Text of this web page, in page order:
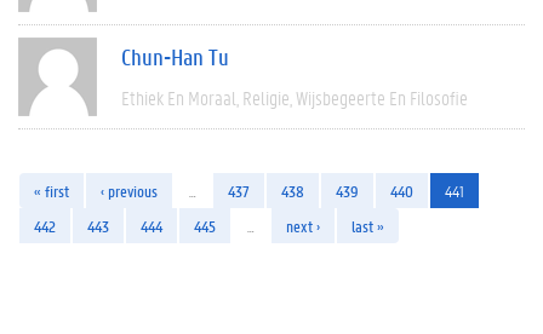
Chun-Han Tu
Ethiek En Moraal Religie Wijsbegeerte En Filosofie
« first ‹ previous 437 438 439 440
441
442
443 444 445 next › last »